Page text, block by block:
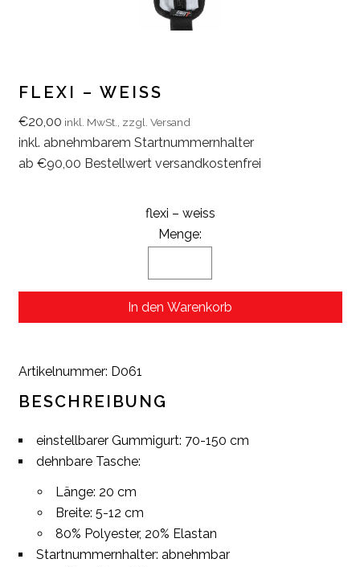
FLEXI – WEISS
€20,00 inkl. MwSt., zzgl. Versand
inkl. abnehmbarem Startnummernhalter
ab €90,00 Bestellwert versandkostenfrei
flexi – weiss
Menge:
In den Warenkorb
Artikelnummer: D061
BESCHREIBUNG
einstellbarer Gummigurt: 70-150 cm
dehnbare Tasche:
Länge: 20 cm
Breite: 5-12 cm
80% Polyester, 20% Elastan
Startnummernhalter: abnehmbar